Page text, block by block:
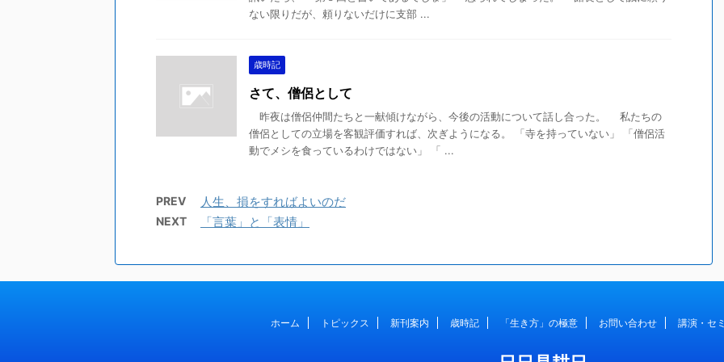
ない限りだが、頼りないだけに支部 ...
歳時記
さて、僧侶として
昨夜は僧侶仲間たちと一献傾けながら、今後の活動について話し合った。 私たちの
僧侶としての立場を客観評価すれば、次ぎようになる。 「寺を持っていない」 「僧侶活
動でメシを食っているわけではない」 「 ...
PREV 人生、損をすればよいのだ
NEXT 「言葉」と「表情」
ホーム トピックス 新刊案内 歳時記 「生き方」の極意 お問い合わせ 講演・セ